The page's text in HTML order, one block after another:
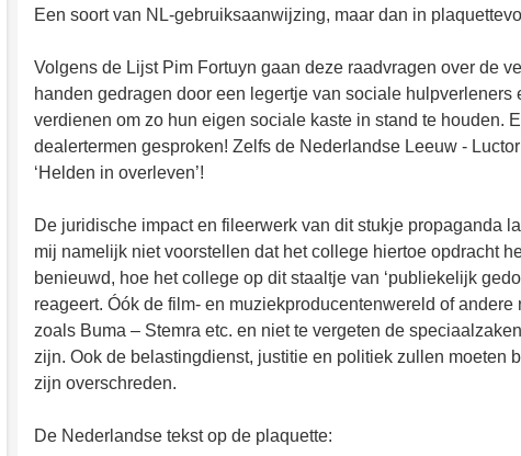
Een soort van NL-gebruiksaanwijzing, maar dan in
Volgens de Lijst Pim Fortuyn gaan deze raadvragen over de
handen gedragen door een legertje van sociale hulpverleners
verdienen om zo hun eigen sociale kaste in stand te houden.
dealertermen gesproken! Zelfs de Nederlandse Leeuw -
‘Helden in overleven’!
De juridische impact en fileerwerk van dit stukje propaganda
mij namelijk niet voorstellen dat het college hiertoe opdracht
benieuwd, hoe het college op dit staaltje van ‘publiekelijk
reageert. Óók de film- en muziekproducentenwereld of
zoals Buma – Stemra etc. en niet te vergeten de
zijn. Ook de belastingdienst, justitie en politiek zullen moeten
zijn overschreden.
De Nederlandse tekst op de plaquette: